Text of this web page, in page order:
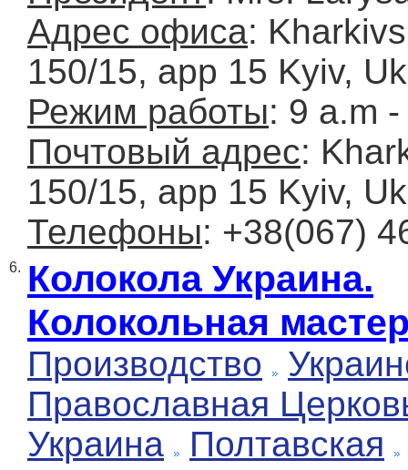
Адрес офиса:
150/15, app 15 Kyiv,
Режим работы: 9 a.m
Почтовый адрес:
150/15, app 15 Kyiv,
Телефоны: +38(067)
6. Колокола Украина.
Колокольная
Производство
Православная
Украина
Полтавская